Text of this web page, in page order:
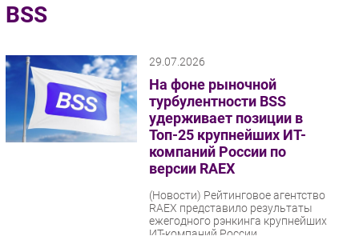
Импорто­замещение
Интернет
Мобильная связь
Фиксированная связь
Интеграция
Рынок ПК
BSS
29.07.2026
На фоне рыночной
турбулентности BSS
удерживает позиции в
Топ-25 крупнейших ИТ-
компаний России по
версии RAEX
(Новости) Рейтинговое агентство
RAEX представило результаты
ежегодного рэнкинга крупнейших
ИТ-компаний России,